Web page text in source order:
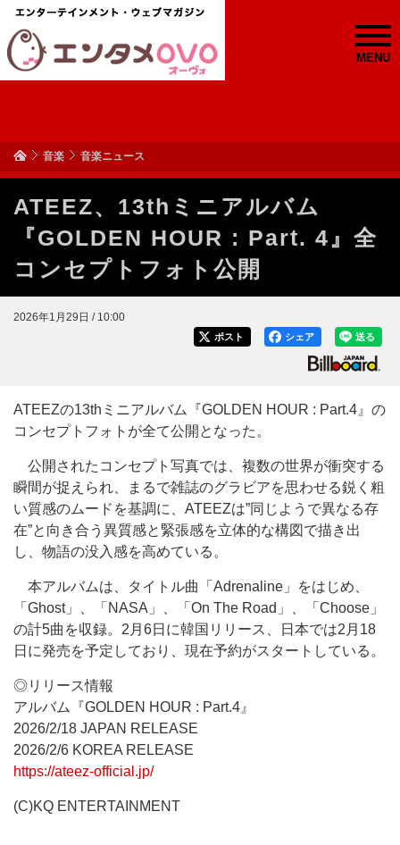
MENU
音楽 音楽ニュース
ATEEZ、13thミニアルバム
『GOLDEN HOUR : Part. 4』全
コンセプトフォト公開
2026年1月29日 / 10:00
送る
シェア
ポスト
ATEEZの13thミニアルバム『GOLDEN HOUR : Part.4』の
コンセプトフォトが全て公開となった。
公開されたコンセプト写真では、複数の世界が衝突する
瞬間が捉えられ、まるで雑誌のグラビアを思わせる鋭く粗
い質感のムードを基調に、ATEEZは”同じようで異なる存
在”と向き合う異質感と緊張感を立体的な構図で描き出
し、物語の没入感を高めている。
本アルバムは、タイトル曲「Adrenaline」をはじめ、
「Ghost」、「NASA」、「On The Road」、「Choose」
の計5曲を収録。2月6日に韓国リリース、日本では2月18
日に発売を予定しており、現在予約がスタートしている。
◎リリース情報
アルバム『GOLDEN HOUR : Part.4』
2026/2/18 JAPAN RELEASE
2026/2/6 KOREA RELEASE
https://ateez-official.jp/
(C)KQ ENTERTAINMENT